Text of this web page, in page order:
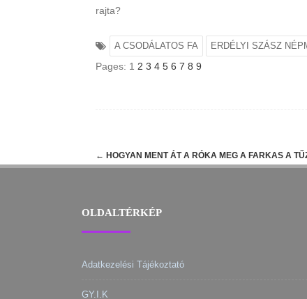
rajta?
A CSODÁLATOS FA ERDÉLYI SZÁSZ
Pages: 1 2 3 4 5 6 7 8 9
Post
← HOGYAN MENT ÁT A RÓKA MEG A FARKAS A
OLDALTÉRKÉP
Adatkezelési Tájékoztató
GY.I.K